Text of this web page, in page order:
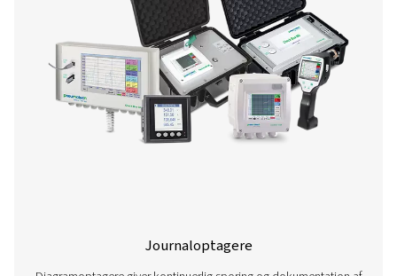
Læs mere om vores forskellige typer måleløsninger